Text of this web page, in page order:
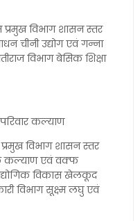
विभाग शासन स्तर
चीनी उद्योग एवं गन्ना
विभाग बेसिक शिक्षा
कल्याण
विभाग शासन स्तर
कल्याण एवं वक्फ
विकास खेलकूद
विभाग सूक्ष्म लघु एवं